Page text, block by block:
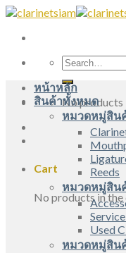
Skip
content
Search
for:
No products
Cart
No products in the
หน้าหลัก
สินค้าทั้งหมด
หมวดหมู่สิน
Reeds
หมวดหมู่สิน
Used
หมวดหมู่สิน